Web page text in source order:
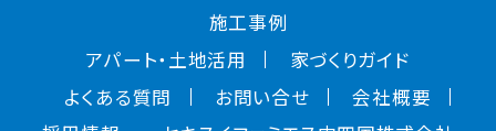
施工事例
アパート・土地活用
家づくりガイド
よくある質問
お問い合せ
会社概要